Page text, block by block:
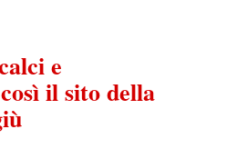
e
il sito della